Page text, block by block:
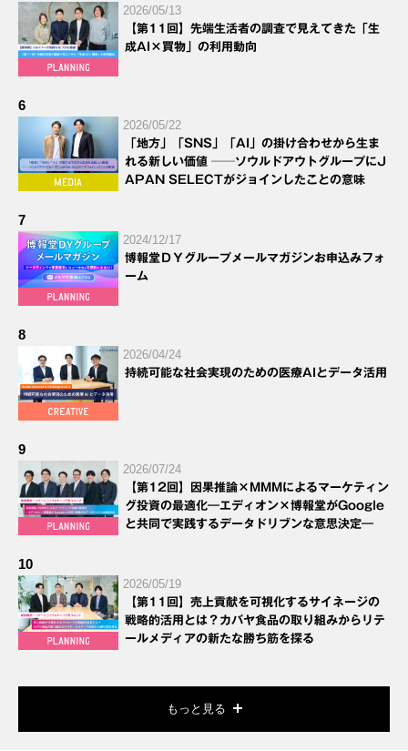
2026/05/13
【第11回】先端生活者の調査で見えてきた「生
成AI×買物」の利用動向
6
2026/05/22
「地方」「SNS」「AI」の掛け合わせから生ま
れる新しい価値 ──ソウルドアウトグループにJ
APAN SELECTがジョインしたことの意味
7
2024/12/17
博報堂ＤＹグループメールマガジンお申込みフォ
ーム
8
2026/04/24
持続可能な社会実現のための医療AIとデータ活用
9
2026/07/24
【第12回】因果推論×MMMによるマーケティン
グ投資の最適化―エディオン×博報堂がGoogle
と共同で実践するデータドリブンな意思決定―
10
2026/05/19
【第11回】売上貢献を可視化するサイネージの
戦略的活用とは？カバヤ食品の取り組みからリテ
ールメディアの新たな勝ち筋を探る
もっと見る